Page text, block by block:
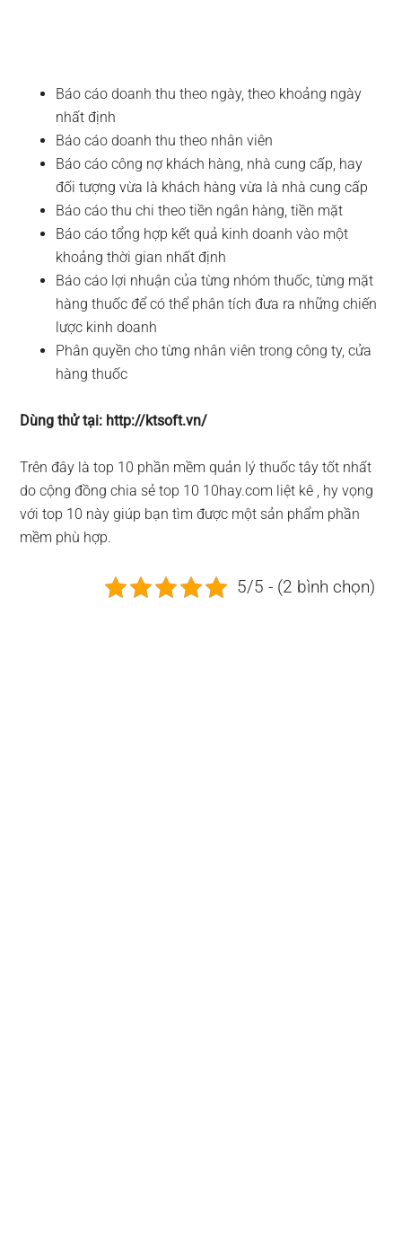
Báo cáo doanh thu theo ngày, theo khoảng ngày
nhất định
Báo cáo doanh thu theo nhân viên
Báo cáo công nợ khách hàng, nhà cung cấp, hay
đối tượng vừa là khách hàng vừa là nhà cung cấp
Báo cáo thu chi theo tiền ngân hàng, tiền mặt
Báo cáo tổng hợp kết quả kinh doanh vào một
khoảng thời gian nhất định
Báo cáo lợi nhuận của từng nhóm thuốc, từng mặt
hàng thuốc để có thể phân tích đưa ra những chiến
lược kinh doanh
Phân quyền cho từng nhân viên trong công ty, cửa
hàng thuốc
Dùng thử tại: http://ktsoft.vn/
Trên đây là top 10 phần mềm quản lý thuốc tây tốt nhất
do cộng đồng chia sẻ top 10 10hay.com liệt kê , hy vọng
với top 10 này giúp bạn tìm được một sản phẩm phần
mềm phù hợp.
5/5 - (2 bình chọn)